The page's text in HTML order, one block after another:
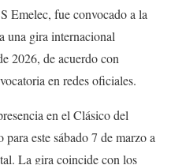
Emelec, fue convocado a la
una gira internacional
2026, de acuerdo con
en redes oficiales.
en el Clásico del
este sábado 7 de marzo a
La gira coincide con los